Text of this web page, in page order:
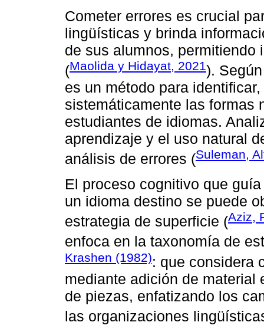
Cometer errores es crucial
lingüísticas y brinda
de sus alumnos, permitiendo
(Maolida y Hidayat, 2021).
es un método para
sistemáticamente las formas
estudiantes de idiomas.
aprendizaje y el uso natural
análisis de errores (Suleman,
El proceso cognitivo que
un idioma destino se puede
estrategia de superficie (Aziz,
enfoca en la taxonomía de
Krashen (1982): que considera
mediante adición de material
de piezas, enfatizando los
las organizaciones